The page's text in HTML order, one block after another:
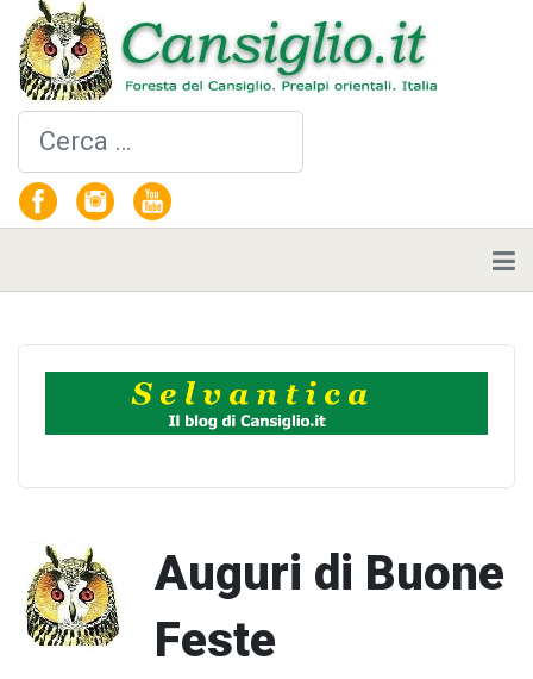
Cerca
Auguri di Buone
Feste